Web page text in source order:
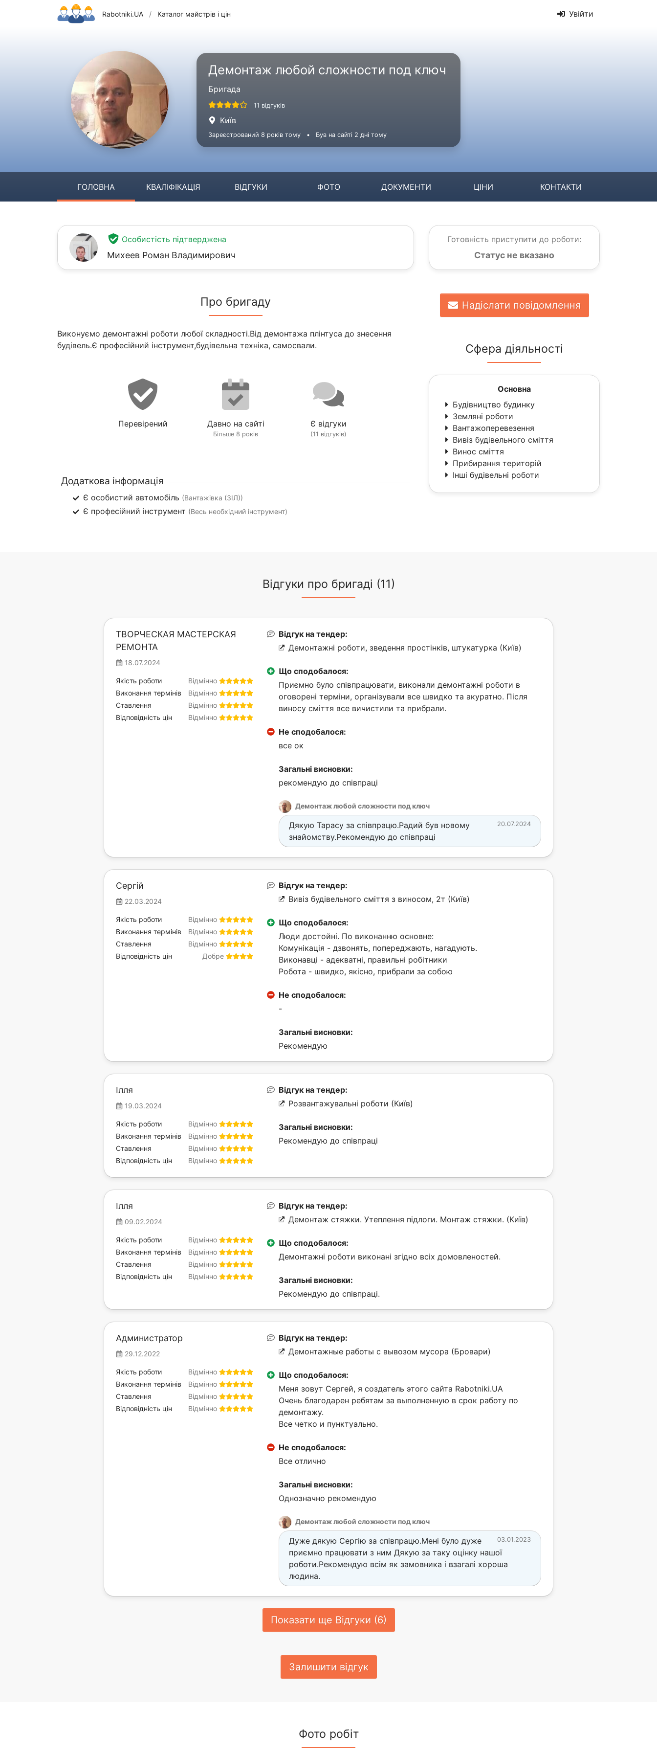
Rabotniki.UA / Каталог майстрів і цін Увійти
Демонтаж любой сложности под ключ
Бригада
11 відгуків
Київ
Зареєстрований 8 років тому • Був на сайті 2 дні тому
ГОЛОВНА КВАЛІФІКАЦІЯ ВІДГУКИ ФОТО ДОКУМЕНТИ ЦІНИ КОНТАКТИ
Особистість підтверджена
Михеев Роман Владимирович
Про бригаду
Виконуємо демонтажні роботи любої складності.Від демонтажа плінтуса до знесення
будівель.Є професійний інструмент,будівельна техніка, самосвали.
Перевірений Давно на сайті
Більше 8 років
Є відгуки
(11 відгуків)
Додаткова інформація
Є особистий автомобіль (Вантажівка (ЗІЛ))
Є професійний інструмент (Весь необхідний інструмент)
Готовність приступити до роботи:
Статус не вказано
Надіслати повідомлення
Сфера діяльності
Основна
Будівництво будинку
Земляні роботи
Вантажоперевезення
Вивіз будівельного сміття
Винос сміття
Прибирання територій
Інші будівельні роботи
Відгуки про бригаді (11)
ТВОРЧЕСКАЯ МАСТЕРСКАЯ
РЕМОНТА
18.07.2024
Відмінно
Якість роботи
Відмінно
Виконання термінів
Відмінно
Ставлення
Відмінно
Відповідність цін
Відгук на тендер:
Демонтажні роботи, зведення простінків, штукатурка (Київ)
Що сподобалося:
Приємно було співпрацювати, виконали демонтажні роботи в
оговорені терміни, організували все швидко та акуратно. Після
виносу сміття все вичистили та прибрали.
Не сподобалося:
все ок
Загальні висновки:
рекомендую до співпраці
Демонтаж любой сложности под ключ
20.07.2024
Дякую Тарасу за співпрацю.Радий був новому
знайомству.Рекомендую до співпраці
Сергій
22.03.2024
Відмінно
Якість роботи
Відмінно
Виконання термінів
Відмінно
Ставлення
Добре
Відповідність цін
Відгук на тендер:
Вивіз будівельного сміття з виносом, 2т (Київ)
Що сподобалося:
Люди достойні. По виконанню основне:
Комунікація - дзвонять, попереджають, нагадують.
Виконавці - адекватні, правильні робітники
Робота - швидко, якісно, прибрали за собою
Не сподобалося:
-
Загальні висновки:
Рекомендую
Ілля
19.03.2024
Відмінно
Якість роботи
Відмінно
Виконання термінів
Відмінно
Ставлення
Відмінно
Відповідність цін
Відгук на тендер:
Розвантажувальні роботи (Київ)
Загальні висновки:
Рекомендую до співпраці
Ілля
09.02.2024
Відмінно
Якість роботи
Відмінно
Виконання термінів
Відмінно
Ставлення
Відмінно
Відповідність цін
Відгук на тендер:
Демонтаж стяжки. Утеплення підлоги. Монтаж стяжки. (Київ)
Що сподобалося:
Демонтажні роботи виконані згідно всіх домовленостей.
Загальні висновки:
Рекомендую до співпраці.
Администратор
29.12.2022
Відмінно
Якість роботи
Відмінно
Виконання термінів
Відмінно
Ставлення
Відмінно
Відповідність цін
Відгук на тендер:
Демонтажные работы с вывозом мусора (Бровари)
Що сподобалося:
Меня зовут Сергей, я создатель этого сайта Rabotniki.UA
Очень благодарен ребятам за выполненную в срок работу по
демонтажу.
Все четко и пунктуально.
Не сподобалося:
Все отлично
Загальні висновки:
Однозначно рекомендую
Демонтаж любой сложности под ключ
03.01.2023
Дуже дякую Сергію за співпрацю.Мені було дуже
приємно працювати з ним Дякую за таку оцінку нашої
роботи.Рекомендую всім як замовника і взагалі хороша
людина.
Показати ще Відгуки (6)
Залишити відгук
Фото робіт